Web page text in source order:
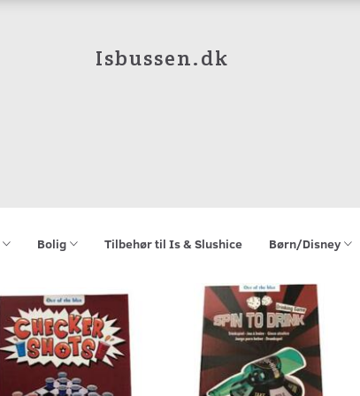
Isbussen.dk
Bolig Tilbehør til Is & Slushice Børn/Disney